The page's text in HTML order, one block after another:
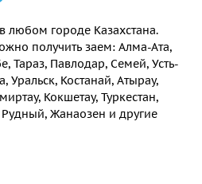
любом городе Казахстана.
получить заем: Алма-Ата,
Тараз, Павлодар, Семей, Усть-
Костанай, Атырау,
Кокшетау, Туркестан,
Рудный, Жанаозен и другие